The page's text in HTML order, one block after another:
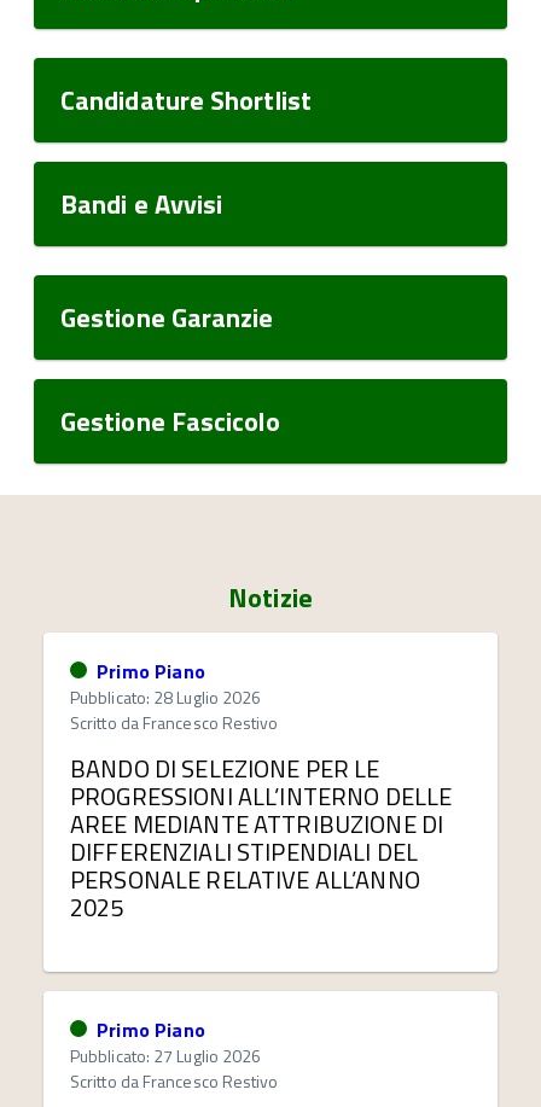
Candidature Shortlist
Bandi e Avvisi
Gestione Garanzie
Gestione Fascicolo
Notizie
Primo Piano
Pubblicato: 28 Luglio 2026
Scritto daFrancesco Restivo
BANDO DI SELEZIONE PER LE
PROGRESSIONI ALL’INTERNO DELLE
AREE MEDIANTE ATTRIBUZIONE DI
DIFFERENZIALI STIPENDIALI DEL
PERSONALE RELATIVE ALL’ANNO
2025
Primo Piano
Pubblicato: 27 Luglio 2026
Scritto daFrancesco Restivo